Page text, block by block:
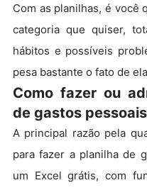
Com as planilhas, é você
categoria que quiser,
hábitos e possíveis
pesa bastante o fato de
Como fazer ou
de gastos
A principal razão pela
para fazer a planilha de
um Excel grátis, com